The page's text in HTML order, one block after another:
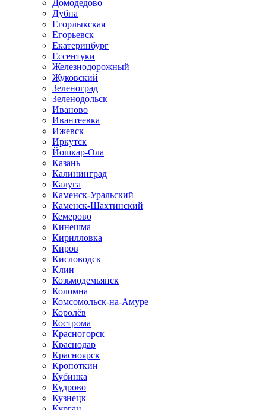
Домодедово
Дубна
Егорлыкская
Егорьевск
Екатеринбург
Ессентуки
Железнодорожный
Жуковский
Зеленоград
Зеленодольск
Иваново
Ивантеевка
Ижевск
Иркутск
Йошкар-Ола
Казань
Калининград
Калуга
Каменск-Уральский
Каменск-Шахтинский
Кемерово
Кинешма
Кирилловка
Киров
Кисловодск
Клин
Козьмодемьянск
Коломна
Комсомольск-на-Амуре
Королёв
Кострома
Красногорск
Краснодар
Красноярск
Кропоткин
Кубинка
Кудрово
Кузнецк